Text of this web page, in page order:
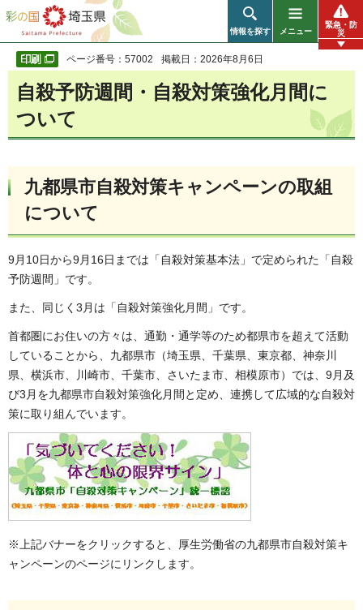
彩の国 埼玉県
情報を探す メニュー
緊急・防
災
ページ番号：57002 掲載日：2026年8月6日
自殺予防週間・自殺対策強化月間に
ついて
九都県市自殺対策キャンペーンの取組
について
9月10日から9月16日までは「自殺対策基本法」で定められた「自殺
予防週間」です。
また、同じく3月は「自殺対策強化月間」です。
首都圏にお住いの方々は、通勤・通学等のため都県市を超えて活動
していることから、九都県市（埼玉県、千葉県、東京都、神奈川
県、横浜市、川崎市、千葉市、さいたま市、相模原市）では、9月及
び3月を九都県市自殺対策強化月間と定め、連携して広域的な自殺対
策に取り組んでいます。
※上記バナーをクリックすると、厚生労働省の九都県市自殺対策キ
ャンペーンのページにリンクします。